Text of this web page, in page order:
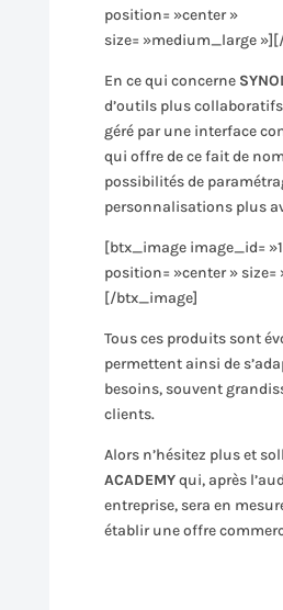
position= »center »
size= »medium_large
En ce qui concerne
d’outils plus
géré par une interface
qui offre de ce fait de
possibilités de
personnalisations plus
[btx_image image_id=
position= »center » size=
[/btx_image]
Tous ces produits sont
permettent ainsi de
besoins, souvent
clients.
Alors n’hésitez plus et
ACADEMYqui, après
entreprise, sera en
établir une offre